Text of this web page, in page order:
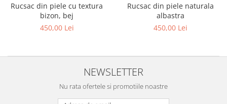
Rucsac din piele cu textura
bizon, bej
450,00 Lei
Rucsac din piele naturala
albastra
450,00 Lei
NEWSLETTER
Nu rata ofertele si promotiile noastre